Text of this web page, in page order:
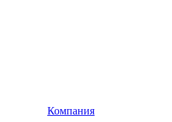
Компания